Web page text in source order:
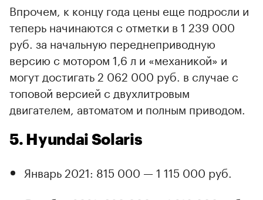
Впрочем, к концу года цены еще подросли и
теперь начинаются с отметки в 1 239 000
руб. за начальную переднеприводную
версию с мотором 1,6 л и «механикой» и
могут достигать 2 062 000 руб. в случае с
топовой версией c двухлитровым
двигателем, автоматом и полным приводом.
5. Hyundai Solaris
Январь 2021: 815 000 — 1 115 000 руб.